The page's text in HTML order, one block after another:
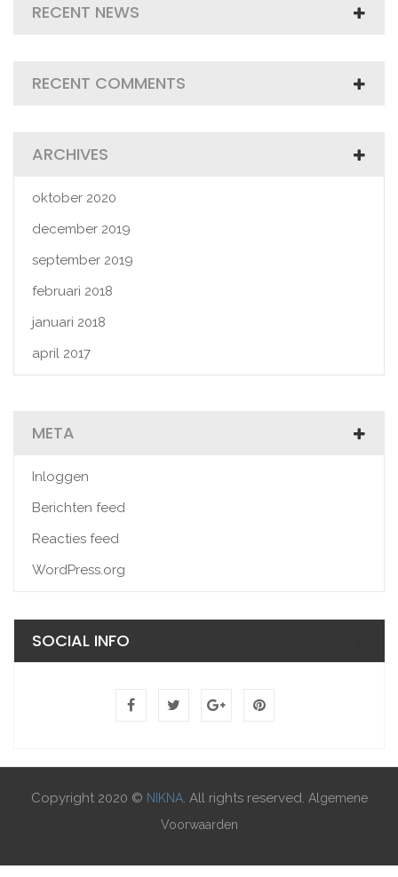
RECENT NEWS
RECENT COMMENTS
ARCHIVES
oktober 2020
december 2019
september 2019
februari 2018
januari 2018
april 2017
META
Inloggen
Berichten feed
Reacties feed
WordPress.org
SOCIAL INFO
Copyright 2020 © NIKNA. All rights reserved. Algemene
Voorwaarden